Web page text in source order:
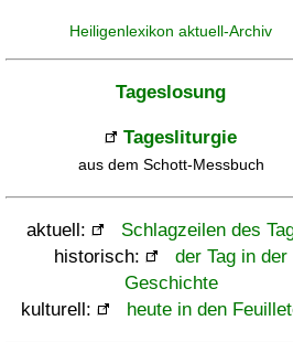
Heiligenlexikon aktuell-Archiv
Tageslosung
Tagesliturgie
aus dem Schott-Messbuch
aktuell:
Schlagzeilen des
historisch:
der Tag in der
Geschichte
kulturell:
heute in den